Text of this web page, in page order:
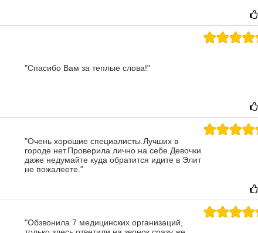
"Спасибо Вам за теплые слова!"
"Очень хорошие специалисты.Лучших в
городе нет.Проверила лично на себе.Девочки
даже недумайте куда обратится идите в Элит
не пожалеете."
"Обзвонила 7 медицинских организаций,